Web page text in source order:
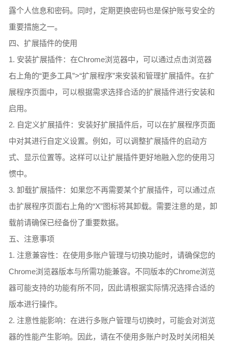
露个人信息和密码。同时，定期更换密码也是保护账号安全的
重要措施之一。
四、扩展插件的使用
1. 安装扩展插件：在Chrome浏览器中，可以通过点击浏览器
右上角的“更多工具”>“扩展程序”来安装和管理扩展插件。在扩
展程序页面中，可以根据需求选择合适的扩展插件进行安装和
启用。
2. 自定义扩展插件：安装好扩展插件后，可以在扩展程序页面
中对其进行自定义设置。例如，可以调整扩展插件的启动方
式、显示位置等。这样可以让扩展插件更好地融入您的使用习
惯中。
3. 卸载扩展插件：如果您不再需要某个扩展插件，可以通过点
击扩展程序页面右上角的“X”图标将其卸载。需要注意的是，卸
载前请确保已经备份了重要数据。
五、注意事项
1. 注意兼容性：在使用多账户管理与切换功能时，请确保您的
Chrome浏览器版本与所需功能兼容。不同版本的Chrome浏览
器可能支持的功能有所不同，因此请根据实际情况选择合适的
版本进行操作。
2. 注意性能影响：在进行多账户管理与切换时，可能会对浏览
器的性能产生影响。因此，请在不使用多账户时及时关闭相关